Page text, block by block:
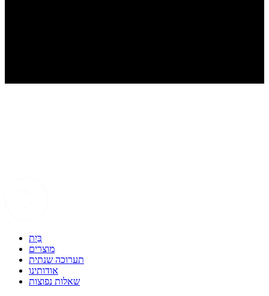
בַּיִת
מוצרים
תערוכה שנתית
אודותינו
שאלות נפוצות